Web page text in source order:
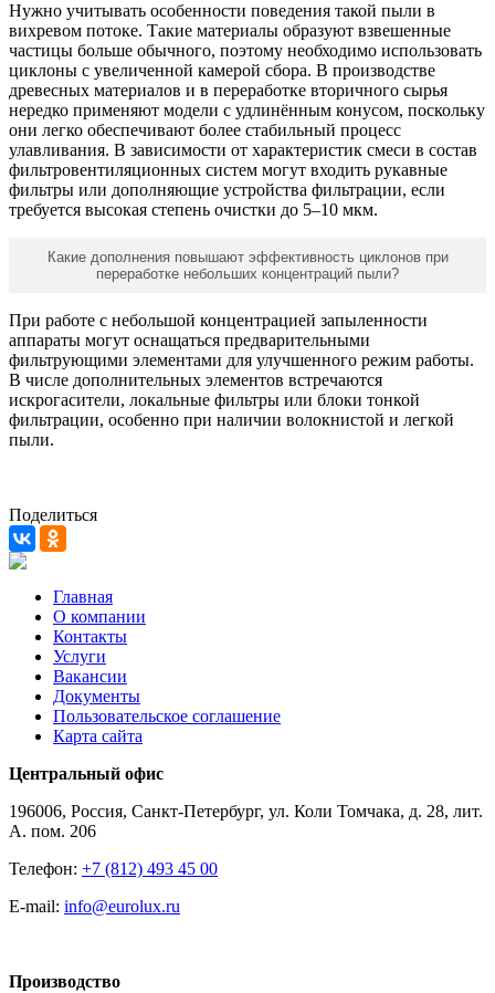
Нужно учитывать особенности поведения такой пыли в
вихревом потоке. Такие материалы образуют взвешенные
частицы больше обычного, поэтому необходимо использовать
циклоны с увеличенной камерой сбора. В производстве
древесных материалов и в переработке вторичного сырья
нередко применяют модели с удлинённым конусом, поскольку
они легко обеспечивают более стабильный процесс
улавливания. В зависимости от характеристик смеси в состав
фильтровентиляционных систем могут входить рукавные
фильтры или дополняющие устройства фильтрации, если
требуется высокая степень очистки до 5–10 мкм.
Какие дополнения повышают эффективность циклонов при
переработке небольших концентраций пыли?
При работе с небольшой концентрацией запыленности
аппараты могут оснащаться предварительными
фильтрующими элементами для улучшенного режим работы.
В числе дополнительных элементов встречаются
искрогасители, локальные фильтры или блоки тонкой
фильтрации, особенно при наличии волокнистой и легкой
пыли.
Поделиться
Главная
О компании
Контакты
Услуги
Вакансии
Документы
Пользовательское соглашение
Карта сайта
Центральный офис
196006, Россия, Санкт-Петербург, ул. Коли Томчака, д. 28, лит.
А. пом. 206
Телефон: +7 (812) 493 45 00
E-mail: info@eurolux.ru
Производство